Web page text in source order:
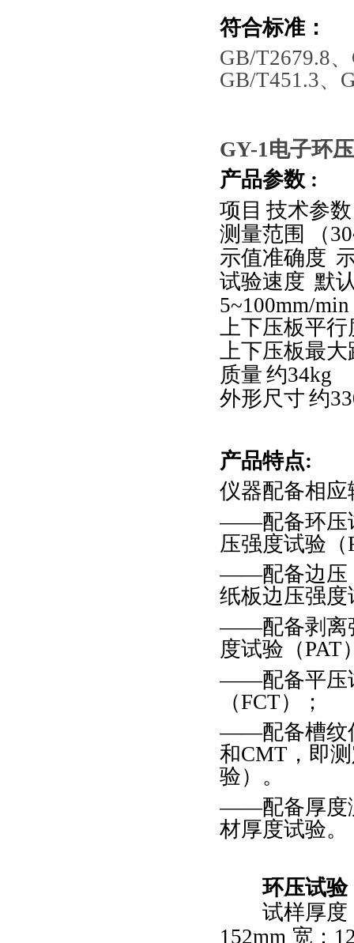
符合标准：
GB/T2679.8
GB/T451.3、
GY-1电子环
产品参数 :
项目 技术参数
测量范围
（
示值准确度
试验速度 默
5~100mm/min
上下压板平行
上下压板最
质量 约34kg
外形尺寸 约
产品特点:
仪器配备相
——配备环压
压强度试验（
——配备边压
纸板边压强
——配备剥离
度试验（PAT
——配备平压
（FCT）；
——配备槽纹
和CMT，即
验）。
——配备厚度
材厚度试验。
环压试验
试样厚度
152mm 宽：